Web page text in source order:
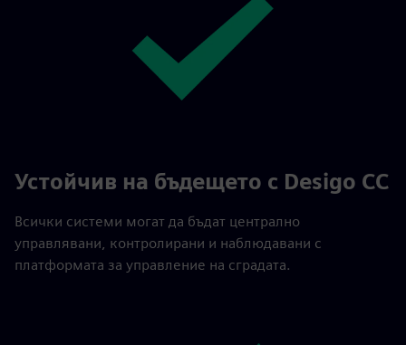
Устойчив на бъдещето с Desigo CC
Всички системи могат да бъдат централно
управлявани, контролирани и наблюдавани с
платформата за управление на сградата.